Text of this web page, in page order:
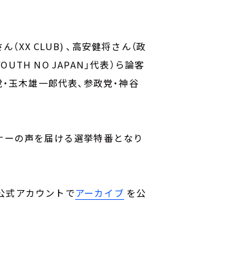
（XX CLUB) 、高安健将さん（政
NO JAPAN」代表）ら論客
玉木雄一郎代表、参政党・神谷
の声を届ける選挙特番となり
式アカウントでアーカイブ を公